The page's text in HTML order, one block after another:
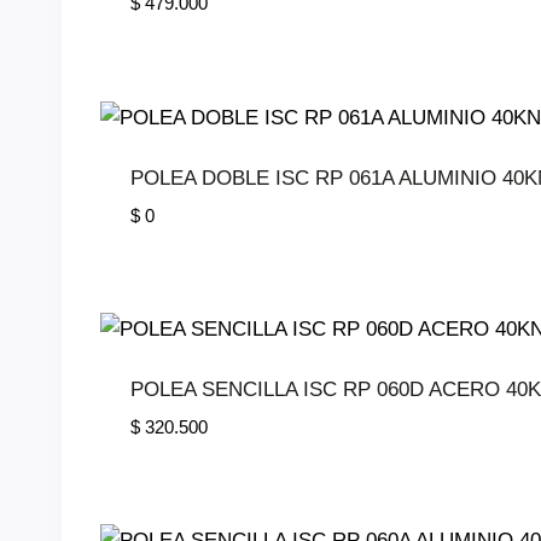
$479.000
POLEA DOBLE ISC RP 061A ALUMINIO
$0
POLEA SENCILLA ISC RP 060D ACERO
$320.500